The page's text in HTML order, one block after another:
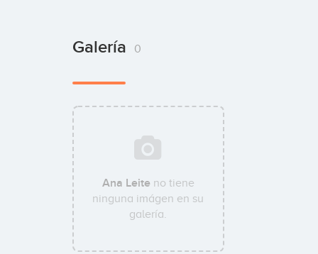
Galería 0
Ana Leiteno tiene
ninguna imágen en su
galería.